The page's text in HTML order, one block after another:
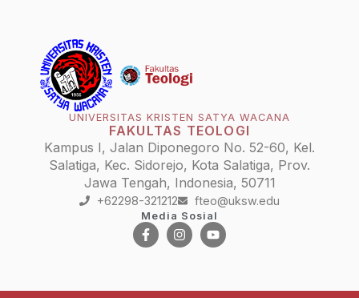
UNIVERSITAS KRISTEN SATYA WACANA
FAKULTAS TEOLOGI
Kampus I, Jalan Diponegoro No. 52-60, Kel.
Salatiga, Kec. Sidorejo, Kota Salatiga, Prov.
Jawa Tengah, Indonesia, 50711
+62298-321212 fteo@uksw.edu
Media Sosial